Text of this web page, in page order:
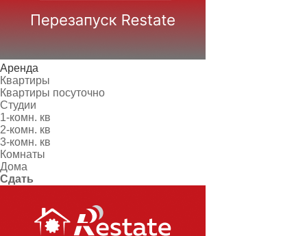
Аренда
Квартиры
Квартиры посуточно
Студии
1-комн. кв
2-комн. кв
3-комн. кв
Комнаты
Дома
Сдать